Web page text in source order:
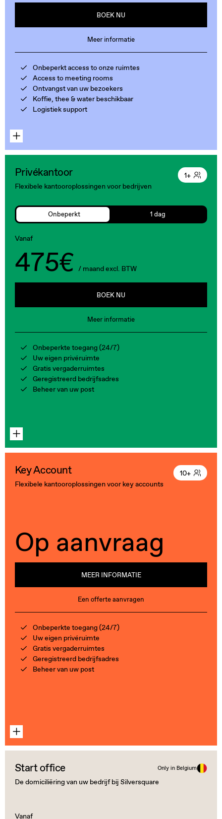
BOEK NU
Meer informatie
Onbeperkt access to onze ruimtes
Access to meeting rooms
Ontvangst van uw bezoekers
Koffie, thee & water beschikbaar
Logistiek support
Privékantoor
Flexibele kantooroplossingen voor bedrijven
1+
Onbeperkt 1 dag
Vanaf
475€ / maand excl. BTW
BOEK NU
Meer informatie
Onbeperkte toegang (24/7)
Uw eigen privéruimte
Gratis vergaderruimtes
Geregistreerd bedrijfsadres
Beheer van uw post
Key Account
Flexibele kantooroplossingen voor key accounts
10+
Op aanvraag
MEER INFORMATIE
Een offerte aanvragen
Onbeperkte toegang (24/7)
Uw eigen privéruimte
Gratis vergaderruimtes
Geregistreerd bedrijfsadres
Beheer van uw post
Start office Only in Belgium
De domiciliëring van uw bedrijf bij Silversquare
Vanaf